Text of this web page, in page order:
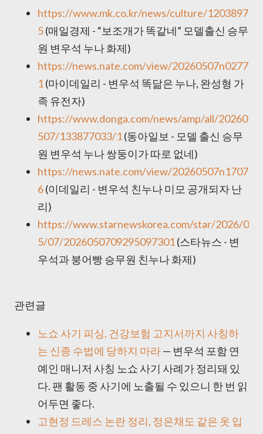
https://www.mk.co.kr/news/culture/1203897
5(매일경제 - “보조개가 똑같네” 모델출신 승무
원 변우석 누나 화제)
https://news.nate.com/view/20260507n0277
1(마이데일리 - 변우석 똑닮은 누나, 완성형 가
족 유전자)
https://www.donga.com/news/amp/all/20260
507/133877033/1(동아일보 - 모델 출신 승무
원 변우석 누나 쌍둥이가 따로 없네)
https://news.nate.com/view/20260507n1707
6(이데일리 - 변우석 친누나 미모 공개되자 난
리)
https://www.starnewskorea.com/star/2026/0
5/07/2026050709295097301(스타뉴스 - 변
우석과 붕어빵 승무원 친누나 화제)
관련글
노쇼 사기 피싱, 건강보험 고지서까지 사칭하
는 신종 수법에 당하지 마라— 변우석 포함 연
예인 매니저 사칭 노쇼 사기 사례가 정리돼 있
다. 팬 활동 중 사기에 노출될 수 있으니 한 번 읽
어두면 좋다.
고현정 드레스 논란 정리, 정은채도 같은 옷 입